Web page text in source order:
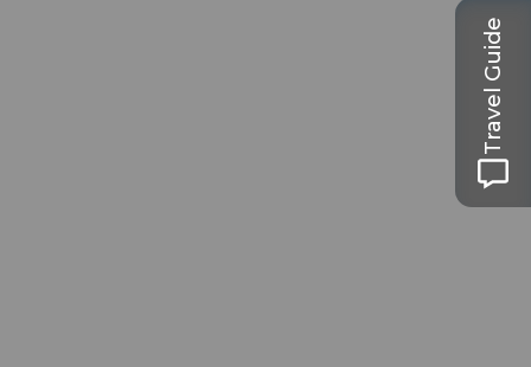
Travel Guide